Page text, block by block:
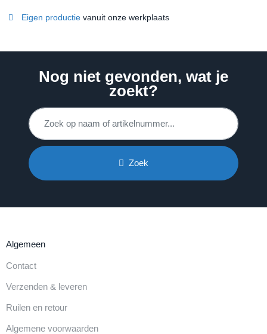
Eigen productie vanuit onze werkplaats
Nog niet gevonden, wat je
zoekt?
Zoek
Algemeen
Contact
Verzenden & leveren
Ruilen en retour
Algemene voorwaarden